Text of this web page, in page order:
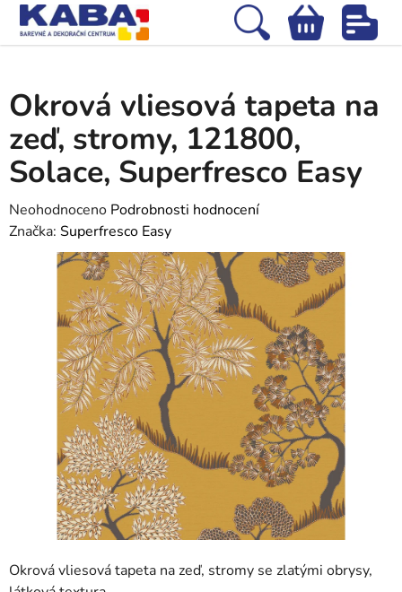
Přejít
obsah
Hledat
NÁKUPNÍ
Okrová vliesová tapeta na zeď, stromy se zlatými obrysy,
Okrová vliesová tapeta na
zeď, stromy, 121800,
Solace, Superfresco Easy
Průměrné
hodnocení
produktu
hvězdiček.
Neohodnoceno Podrobnosti hodnocení
Značka: Superfresco Easy